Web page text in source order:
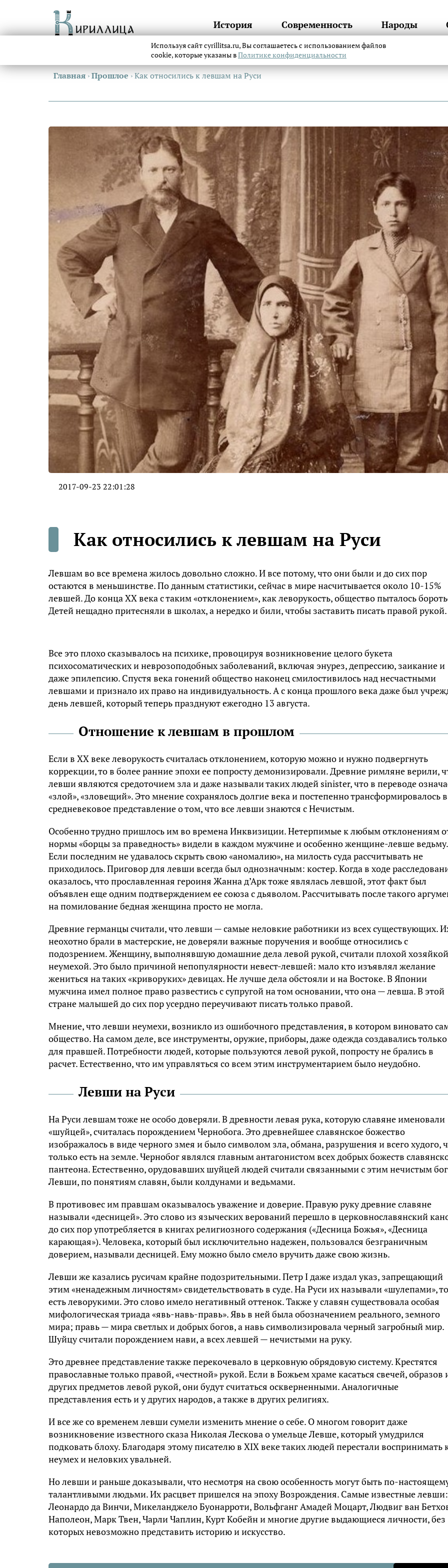
История Современность Народы
Главная ›Прошлое ›Как относились к левшам на Руси
2017-09-23 22:01:28
Как относились к левшам на Руси
Левшам во все времена жилось довольно сложно. И все потому, что они были и до сих пор
остаются в меньшинстве. По данным статистики, сейчас в мире насчитывается около 10-15%
левшей. До конца XX века с таким «отклонением», как леворукость, общество пыталось
Детей нещадно притесняли в школах, а нередко и били, чтобы заставить писать правой рукой.
Все это плохо сказывалось на психике, провоцируя возникновение целого букета
психосоматических и неврозоподобных заболеваний, включая энурез, депрессию, заикание и
даже эпилепсию. Спустя века гонений общество наконец смилостивилось над несчастными
левшами и признало их право на индивидуальность. А с конца прошлого века даже был
день левшей, который теперь празднуют ежегодно 13 августа.
Отношение к левшам в прошлом
Если в XX веке леворукость считалась отклонением, которую можно и нужно подвергнуть
коррекции, то в более ранние эпохи ее попросту демонизировали. Древние римляне верили,
левши являются средоточием зла и даже называли таких людей sinister, что в переводе
«злой», «зловещий». Это мнение сохранялось долгие века и постепенно трансформировалось в
средневековое представление о том, что все левши знаются с Нечистым.
Особенно трудно пришлось им во времена Инквизиции. Нетерпимые к любым отклонениям
нормы «борцы за праведность» видели в каждом мужчине и особенно женщине-левше ведьму.
Если последним не удавалось скрыть свою «аномалию», на милость суда рассчитывать не
приходилось. Приговор для левши всегда был однозначным: костер. Когда в ходе
оказалось, что прославленная героиня Жанна д’Арк тоже являлась левшой, этот факт был
объявлен еще одним подтверждением ее союза с дьяволом. Рассчитывать после такого
на помилование бедная женщина просто не могла.
Древние германцы считали, что левши — самые неловкие работники из всех существующих.
неохотно брали в мастерские, не доверяли важные поручения и вообще относились с
подозрением. Женщину, выполнявшую домашние дела левой рукой, считали плохой
неумехой. Это было причиной непопулярности невест-левшей: мало кто изъявлял желание
жениться на таких «криворуких» девицах. Не лучше дела обстояли и на Востоке. В Японии
мужчина имел полное право развестись с супругой на том основании, что она — левша. В этой
стране малышей до сих пор усердно переучивают писать только правой.
Мнение, что левши неумехи, возникло из ошибочного представления, в котором виновато
общество. На самом деле, все инструменты, оружие, приборы, даже одежда создавались только
для правшей. Потребности людей, которые пользуются левой рукой, попросту не брались в
расчет. Естественно, что им управляться со всем этим инструментарием было неудобно.
Левши на Руси
На Руси левшам тоже не особо доверяли. В древности левая рука, которую славяне именовали
«шуйцей», считалась порождением Чернобога. Это древнейшее славянское божество
изображалось в виде черного змея и было символом зла, обмана, разрушения и всего худого,
только есть на земле. Чернобог являлся главным антагонистом всех добрых божеств
пантеона. Естественно, орудовавших шуйцей людей считали связанными с этим нечистым
Левши, по понятиям славян, были колдунами и ведьмами.
В противовес им правшам оказывалось уважение и доверие. Правую руку древние славяне
называли «десницей». Это слово из языческих верований перешло в церковнославянский
до сих пор употребляется в книгах религиозного содержания («Десница Божья», «Десница
карающая»). Человека, который был исключительно надежен, пользовался безграничным
доверием, называли десницей. Ему можно было смело вручить даже свою жизнь.
Левши же казались русичам крайне подозрительными. Петр I даже издал указ, запрещающий
этим «ненадежным личностям» свидетельствовать в суде. На Руси их называли «шулепами», то
есть леворукими. Это слово имело негативный оттенок. Также у славян существовала особая
мифологическая триада «явь-навь-правь». Явь в ней была обозначением реального, земного
мира; правь — мира светлых и добрых богов, а навь символизировала черный загробный мир.
Шуйцу считали порождением нави, а всех левшей — нечистыми на руку.
Это древнее представление также перекочевало в церковную обрядовую систему. Крестятся
православные только правой, «честной» рукой. Если в Божьем храме касаться свечей, образов
других предметов левой рукой, они будут считаться оскверненными. Аналогичные
представления есть и у других народов, а также в других религиях.
И все же со временем левши сумели изменить мнение о себе. О многом говорит даже
возникновение известного сказа Николая Лескова о умельце Левше, который умудрился
подковать блоху. Благодаря этому писателю в XIX веке таких людей перестали воспринимать
неумех и неловких увальней.
Но левши и раньше доказывали, что несмотря на свою особенность могут быть по-
талантливыми людьми. Их расцвет пришелся на эпоху Возрождения. Самые известные левши:
Леонардо да Винчи, Микеланджело Буонарроти, Вольфганг Амадей Моцарт, Людвиг ван
Наполеон, Марк Твен, Чарли Чаплин, Курт Кобейн и многие другие выдающиеся личности, без
которых невозможно представить историю и искусство.
Используя сайт cyrillitsa.ru, Вы соглашаетесь с использованием файлов
cookie, которые указаны вПолитике конфиденциальности